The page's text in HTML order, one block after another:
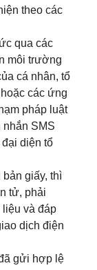
theo các
qua các
môi trường
cá nhân, tổ
các ứng
pháp luật
SMS
diện tổ
giấy, thì
tử, phải
và đáp
dịch điện
gửi hợp lệ